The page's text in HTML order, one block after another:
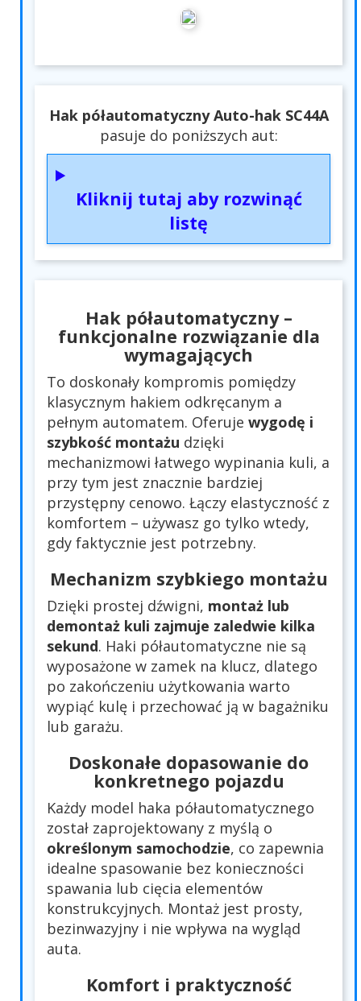
Hak półautomatyczny Auto-hak SC44A
pasuje do poniższych aut:
Kliknij tutaj aby rozwinąć
listę
Hak półautomatyczny –
funkcjonalne rozwiązanie dla
wymagających
To doskonały kompromis pomiędzy
klasycznym hakiem odkręcanym a
pełnym automatem. Oferuje wygodę i
szybkość montażu dzięki
mechanizmowi łatwego wypinania kuli, a
przy tym jest znacznie bardziej
przystępny cenowo. Łączy elastyczność z
komfortem – używasz go tylko wtedy,
gdy faktycznie jest potrzebny.
Mechanizm szybkiego montażu
Dzięki prostej dźwigni, montaż lub
demontaż kuli zajmuje zaledwie kilka
sekund. Haki półautomatyczne nie są
wyposażone w zamek na klucz, dlatego
po zakończeniu użytkowania warto
wypiąć kulę i przechować ją w bagażniku
lub garażu.
Doskonałe dopasowanie do
konkretnego pojazdu
Każdy model haka półautomatycznego
został zaprojektowany z myślą o
określonym samochodzie, co zapewnia
idealne spasowanie bez konieczności
spawania lub cięcia elementów
konstrukcyjnych. Montaż jest prosty,
bezinwazyjny i nie wpływa na wygląd
auta.
Komfort i praktyczność